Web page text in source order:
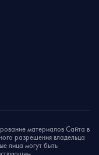
материалов Сайта в
разрешения владельца
лица могут быть